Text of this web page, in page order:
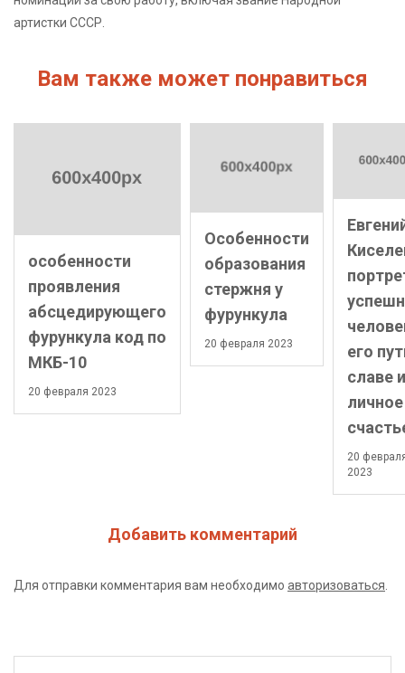
артистки СССР.
Вам также может понравиться
особенности
проявления
абсцедирующего
фурункула код по
МКБ-10
20 февраля 2023
Особенности
образования
стержня у
фурункула
20 февраля 2023
его
славе и
личное
20
2023
Добавить комментарий
Для отправки комментария вам необходимо авторизоваться.